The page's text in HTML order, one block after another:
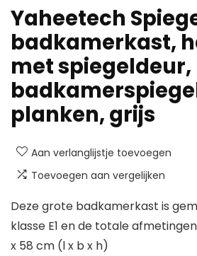
Yaheetech
badkamerkast,
met spiegeldeur,
planken, grijs
Aan verlanglijstje toevoegen
Toevoegen aan vergelijken
Deze grote badkamerkast is
klasse E1 en de totale afmetingen
x 58 cm (l x b x h)